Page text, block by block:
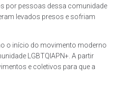
por pessoas dessa comunidade
levados presos e sofriam
o início do movimento moderno
LGBTQIAPN+. A partir
e coletivos para que a